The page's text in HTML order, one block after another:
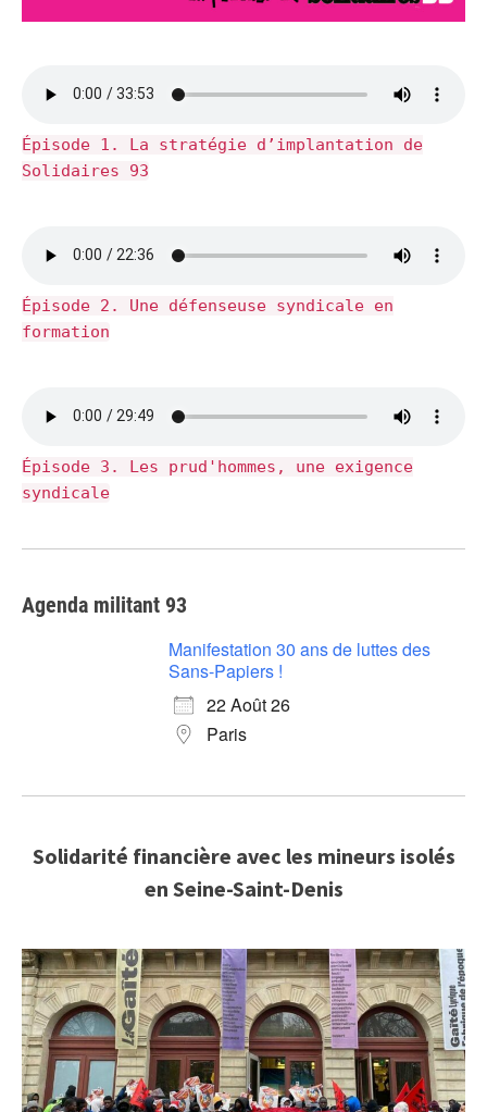
Épisode 1. La stratégie d’implantation de
Solidaires 93
Épisode 2. Une défenseuse syndicale en
formation
Épisode 3. Les prud'hommes, une exigence
syndicale
Agenda militant 93
Manifestation 30 ans de luttes des
Sans-Papiers !
22 Août 26
Paris
Solidarité financière avec les mineurs isolés
en Seine-Saint-Denis